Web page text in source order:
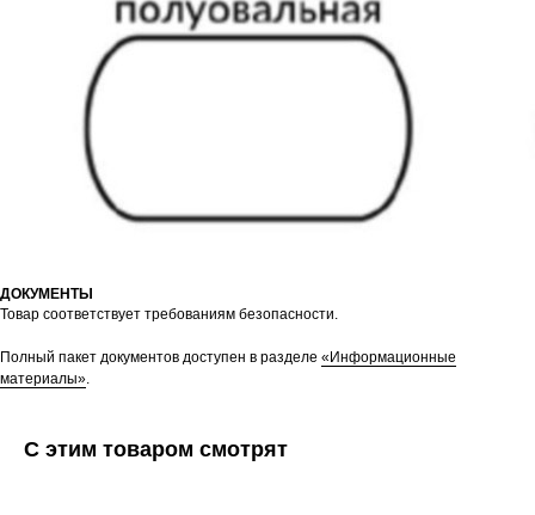
ДОКУМЕНТЫ
Товар соответствует требованиям безопасности.
Полный пакет документов доступен в разделе «Информационные
материалы».
С этим товаром смотрят